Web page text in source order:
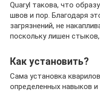
Quaryl такова, что
швов и пор. Благодаря
загрязнений, не
поскольку лишен
Как установить?
Сама установка
определенных навыков